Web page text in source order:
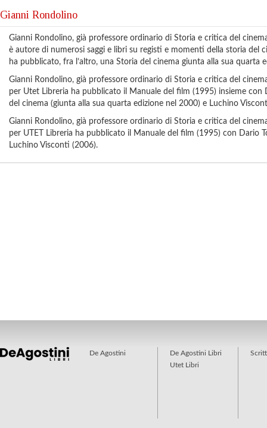
Gianni Rondolino
Gianni Rondolino, già professore ordinario di Storia e critica del
è autore di numerosi saggi e libri su registi e momenti della storia del
ha pubblicato, fra l’altro, una Storia del cinema giunta alla sua quarta
Gianni Rondolino, già professore ordinario di Storia e critica del
per Utet Libreria ha pubblicato il Manuale del film (1995) insieme con
del cinema (giunta alla sua quarta edizione nel 2000) e Luchino
Gianni Rondolino, già professore ordinario di Storia e critica del
per UTET Libreria ha pubblicato il Manuale del film (1995) con Dario
Luchino Visconti (2006).
De Agostini
De Agostini Libri
Utet Libri